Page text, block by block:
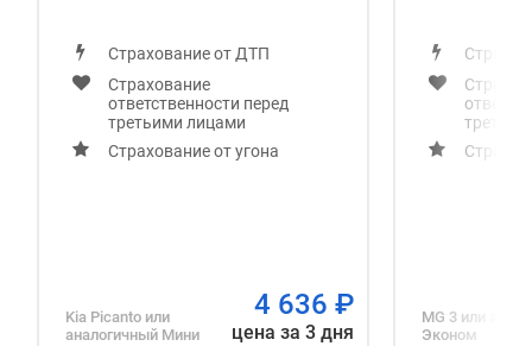
Страхование от ДТП
Страхование
ответственности перед
третьими лицами
Страхование от угона
Kia Picanto или
аналогичный Мини
4 636 ₽
цена за 3 дня
MG 3 или
Эконом